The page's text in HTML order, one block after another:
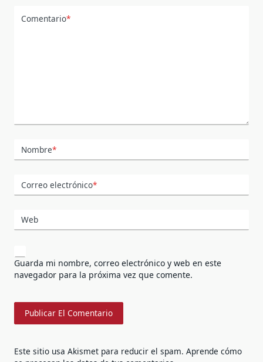
Comentario*
Nombre*
Correo electrónico*
Web
Guarda mi nombre, correo electrónico y web en este
navegador para la próxima vez que comente.
Este sitio usa Akismet para reducir el spam. Aprende cómo